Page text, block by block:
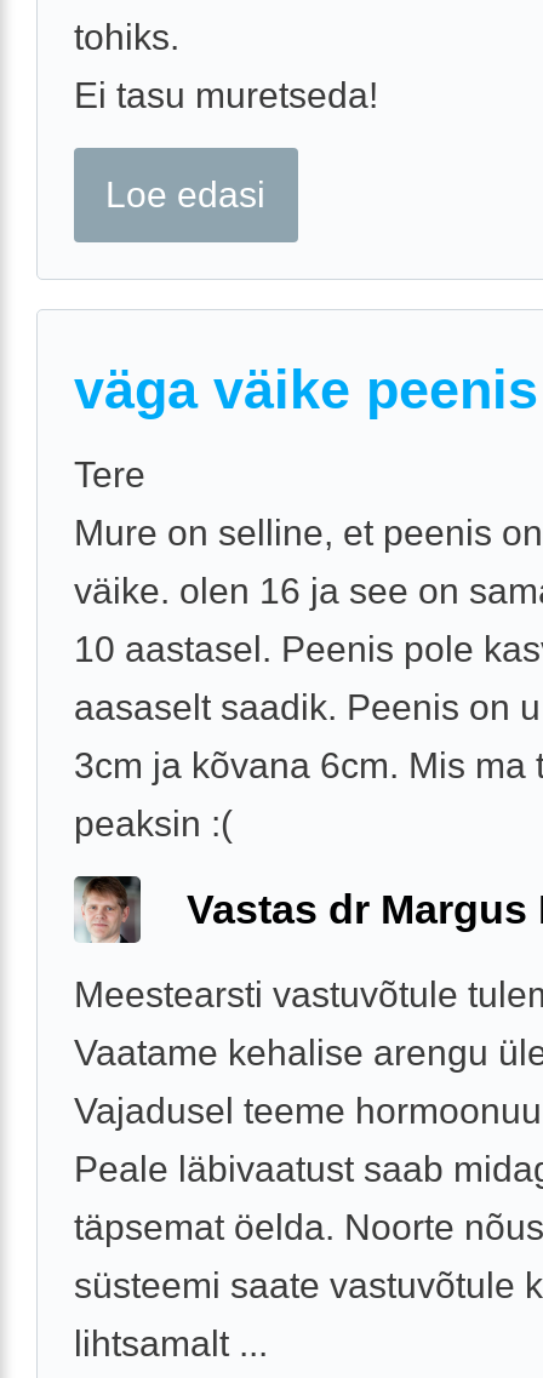
tohiks.
Ei tasu muretseda!
Loe edasi
väga väike peenis
Tere
Mure on selline, et peenis
väike. olen 16 ja see on
10 aastasel. Peenis pole
aasaselt saadik. Peenis on
3cm ja kõvana 6cm. Mis ma
peaksin :(
Vastas dr Margus
Meestearsti vastuvõtule
Vaatame kehalise arengu
Vajadusel teeme
Peale läbivaatust saab
täpsemat öelda. Noorte
süsteemi saate vastuvõtule
lihtsamalt ...